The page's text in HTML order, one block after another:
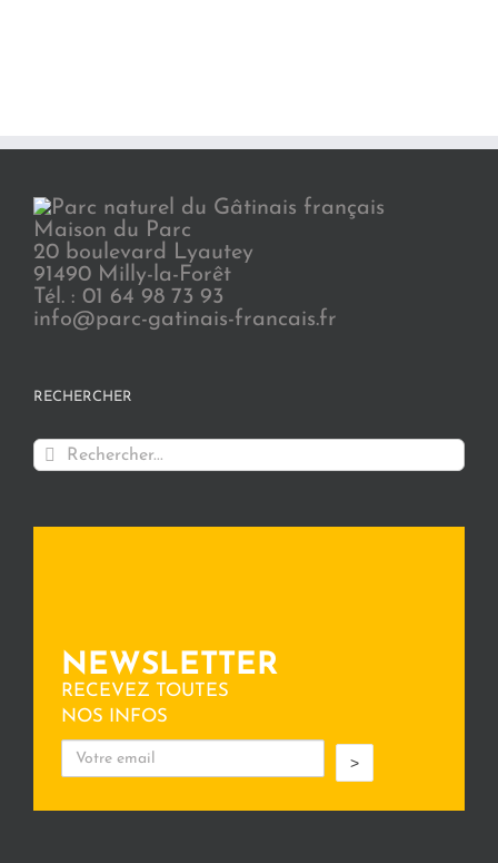
Maison du Parc
20 boulevard Lyautey
91490 Milly-la-Forêt
Tél. : 01 64 98 73 93
info@parc-gatinais-francais.fr
RECHERCHER
Rechercher:
NEWSLETTER
RECEVEZ TOUTES
NOS INFOS
>